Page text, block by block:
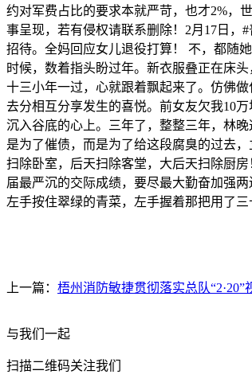
约对军费占比的要求本就严苛，也才2%，
事呈现，若有侵权请联系删除！2月17日，
招待。全妈回应女儿退役打算！ 不，都随
时候，数着指头盼过年。新衣服叠正在床
十三小年一过，心就跟着飘起来了。仿佛
去分相互分享发生的喜悦。前女友欠我10
沉入谷底的心上。三年了，整整三年，林
是为了催债，而是为了给这段腐臭的过去
扫除卧室，后天扫除客堂，大后天扫除厨
届最严沉的交际成绩，要尽最大勤奋加强
左手按住翠绿的青菜，左手握着那把用了
上一篇： 梧州消防敏捷贯彻落实总队“2·20”
与我们一起
扫描二维码关注我们